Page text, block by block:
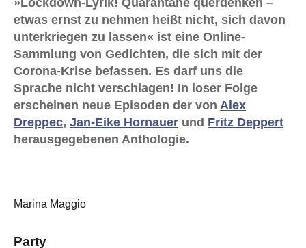
»Lockdown-Lyrik! Quarantäne querdenken –
etwas ernst zu nehmen heißt nicht, sich davon
unterkriegen zu lassen« ist eine Online-
Sammlung von Gedichten, die sich mit der
Corona-Krise befassen. Es darf uns die
Sprache nicht verschlagen! In loser Folge
erscheinen neue Episoden der von Alex
Dreppec, Jan-Eike Hornauer und Fritz Deppert
herausgegebenen Anthologie.
Marina Maggio
Party